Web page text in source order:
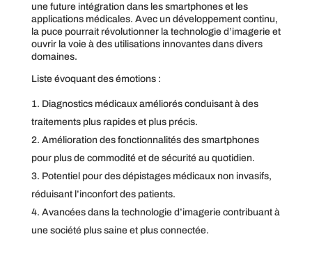
une future intégration dans les smartphones et les
applications médicales. Avec un développement continu,
la puce pourrait révolutionner la technologie d’imagerie et
ouvrir la voie à des utilisations innovantes dans divers
domaines.
Liste évoquant des émotions :
Diagnostics médicaux améliorés conduisant à des
traitements plus rapides et plus précis.
Amélioration des fonctionnalités des smartphones
pour plus de commodité et de sécurité au quotidien.
Potentiel pour des dépistages médicaux non invasifs,
réduisant l’inconfort des patients.
Avancées dans la technologie d’imagerie contribuant à
une société plus saine et plus connectée.